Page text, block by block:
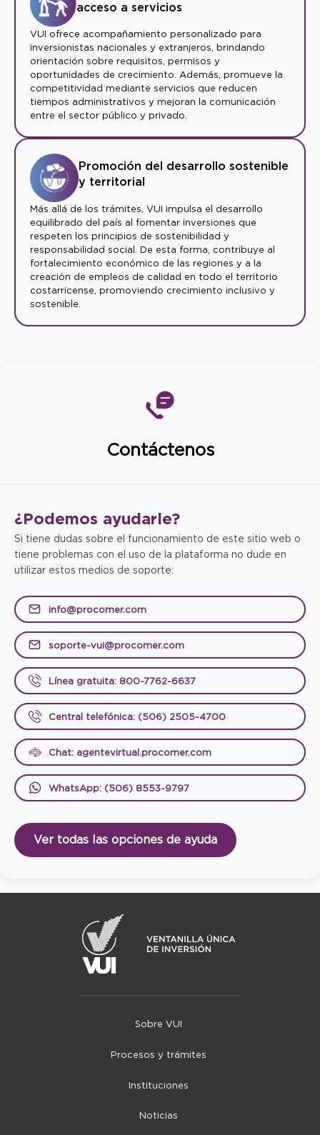
acceso a servicios
VUI ofrece acompañamiento personalizado para
inversionistas nacionales y extranjeros, brindando
orientación sobre requisitos, permisos y
oportunidades de crecimiento. Además, promueve la
competitividad mediante servicios que reducen
tiempos administrativos y mejoran la comunicación
entre el sector público y privado.
Promoción del desarrollo sostenible
y territorial
Más allá de los trámites, VUI impulsa el desarrollo
equilibrado del país al fomentar inversiones que
respeten los principios de sostenibilidad y
responsabilidad social. De esta forma, contribuye al
fortalecimiento económico de las regiones y a la
creación de empleos de calidad en todo el territorio
costarricense, promoviendo crecimiento inclusivo y
sostenible.
Contáctenos
¿Podemos ayudarle?
Si tiene dudas sobre el funcionamiento de este sitio web o
tiene problemas con el uso de la plataforma no dude en
utilizar estos medios de soporte:
info@procomer.com
soporte-vui@procomer.com
Línea gratuita: 800-7762-6637
Central telefónica: (506) 2505-4700
Chat: agentevirtual.procomer.com
WhatsApp: (506) 8553-9797
Ver todas las opciones de ayuda
Sobre VUI
Procesos y trámites
Instituciones
Noticias